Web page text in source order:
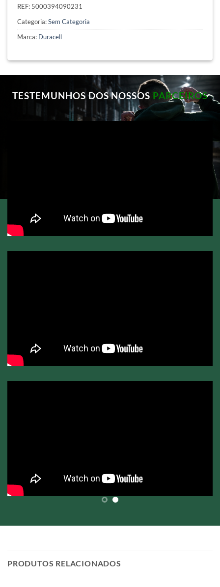
REF: 5000394090231
Categoria:Sem Categoria
Marca: Duracell
TESTEMUNHOS DOS NOSSOS PARCEIROS